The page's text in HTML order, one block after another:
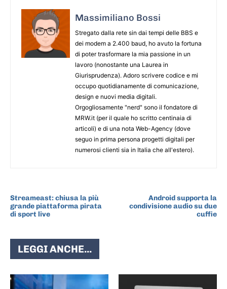
Massimiliano Bossi
Stregato dalla rete sin dai tempi delle BBS e
dei modem a 2.400 baud, ho avuto la fortuna
di poter trasformare la mia passione in un
lavoro (nonostante una Laurea in
Giurisprudenza). Adoro scrivere codice e mi
occupo quotidianamente di comunicazione,
design e nuovi media digitali.
Orgogliosamente "nerd" sono il fondatore di
MRW.it (per il quale ho scritto centinaia di
articoli) e di una nota Web-Agency (dove
seguo in prima persona progetti digitali per
numerosi clienti sia in Italia che all'estero).
Streameast: chiusa la più
grande piattaforma pirata
di sport live
Android supporta la
condivisione audio su due
cuffie
LEGGI ANCHE...